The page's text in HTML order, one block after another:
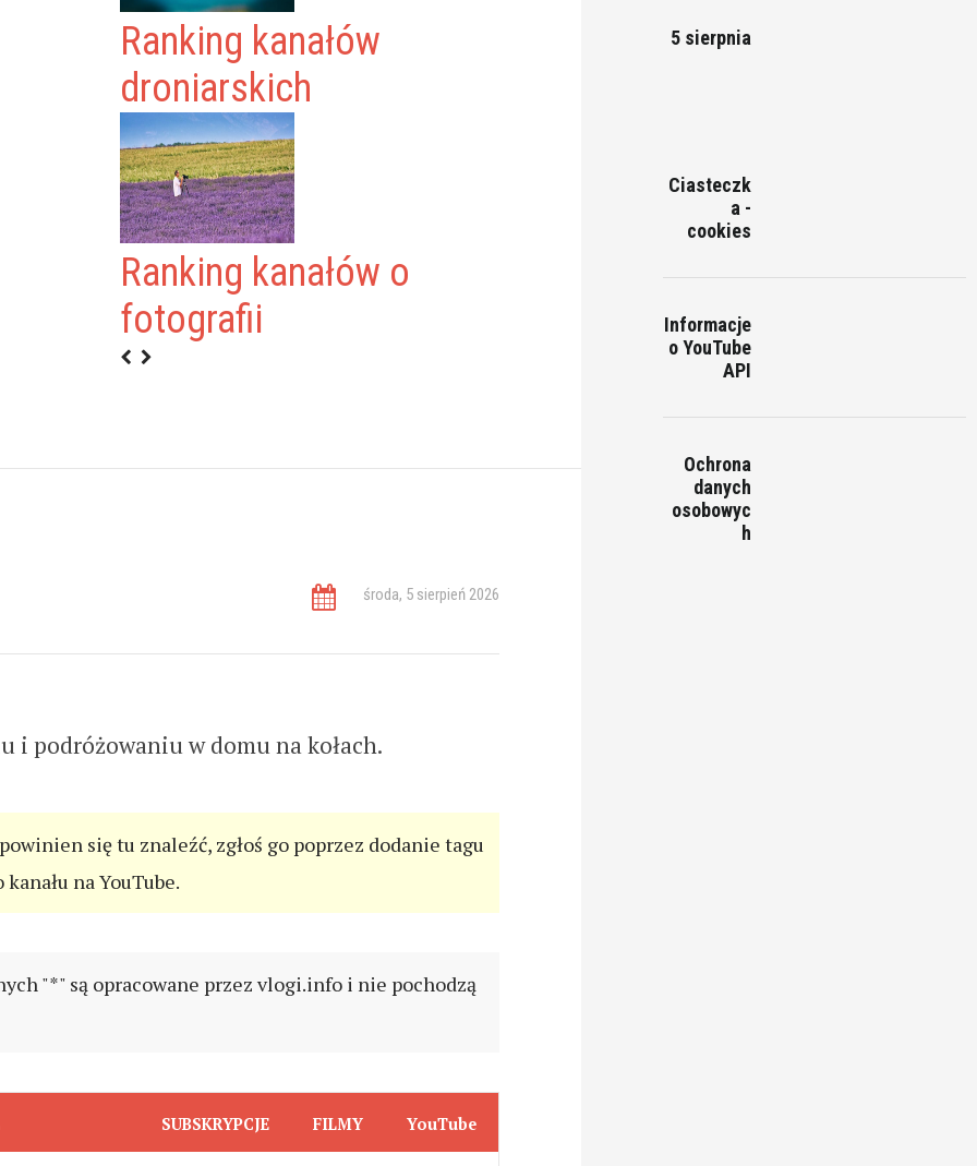
Ranking kanałów
droniarskich
Ranking kanałów o
fotografiiVAN LIFE
środa, 5 sierpień 2026
i podróżowaniu w domu na kołach.
się tu znaleźć, zgłoś go poprzez dodanie tagu
na YouTube.
"*" są opracowane przez vlogi.info i nie pochodzą
SUBSKRYPCJE FILMY YouTube
5 sierpnia
Ciasteczk
a -
cookies
Informacje
o YouTube
API
Ochrona
danych
osobowyc
h